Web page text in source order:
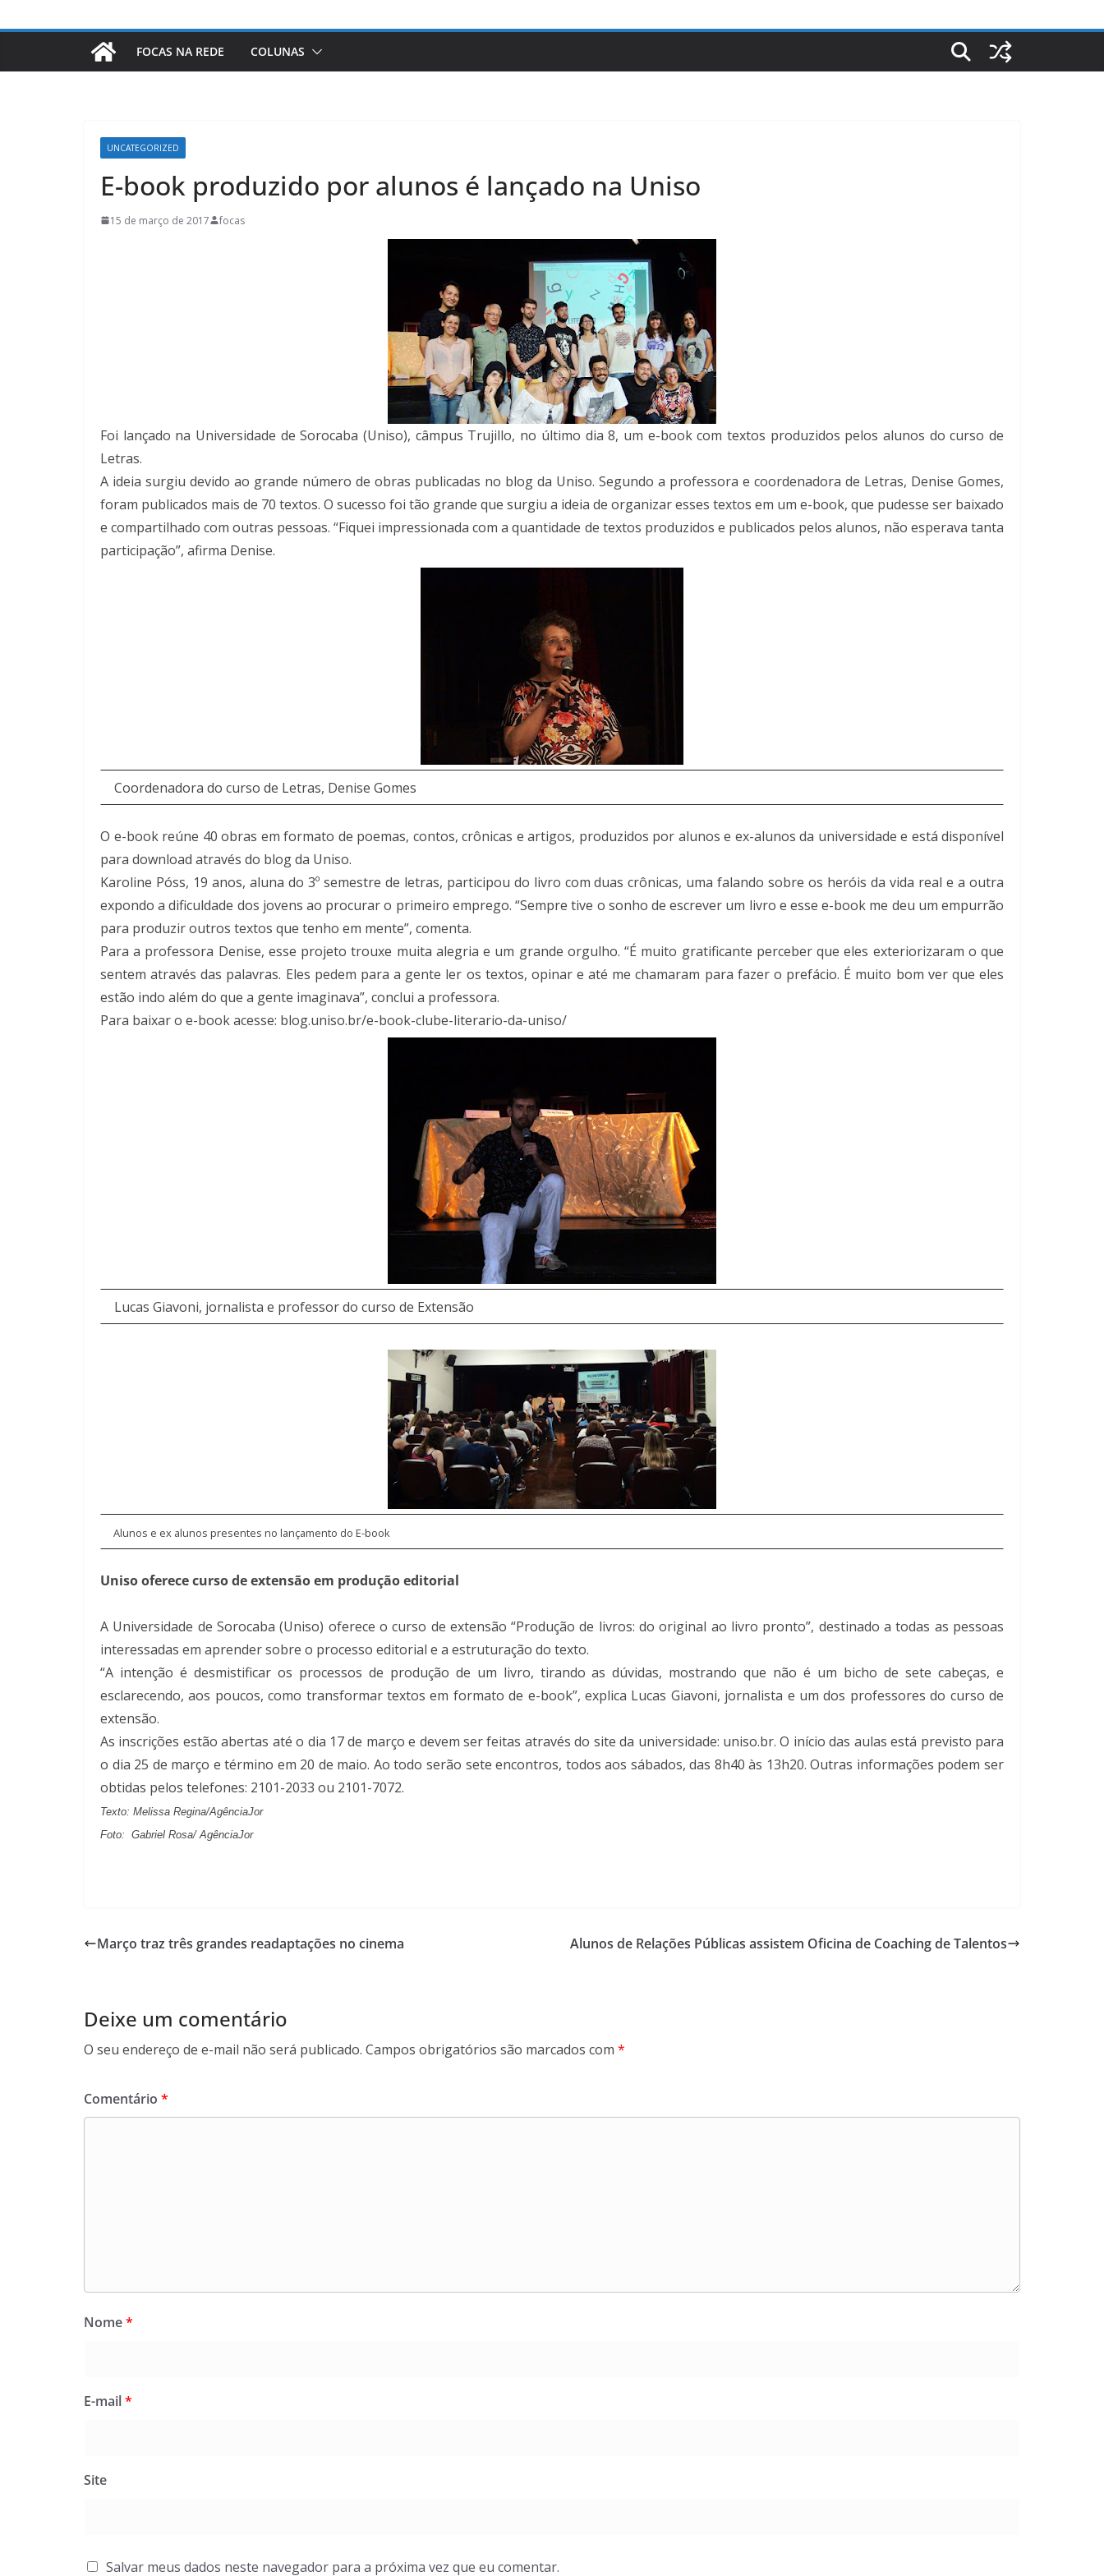
FOCAS NA REDE COLUNAS
UNCATEGORIZED
E-book produzido por alunos é lançado na Uniso
15 de março de 2017 focas
Foi lançado na Universidade de Sorocaba (Uniso), câmpus Trujillo, no último dia 8, um e-book com textos produzidos pelos alunos do curso de
Letras.
A ideia surgiu devido ao grande número de obras publicadas no blog da Uniso. Segundo a professora e coordenadora de Letras, Denise Gomes,
foram publicados mais de 70 textos. O sucesso foi tão grande que surgiu a ideia de organizar esses textos em um e-book, que pudesse ser baixado
e compartilhado com outras pessoas. “Fiquei impressionada com a quantidade de textos produzidos e publicados pelos alunos, não esperava tanta
participação”, afirma Denise.
Coordenadora do curso de Letras, Denise Gomes
O e-book reúne 40 obras em formato de poemas, contos, crônicas e artigos, produzidos por alunos e ex-alunos da universidade e está disponível
para download através do blog da Uniso.
Karoline Póss, 19 anos, aluna do 3º semestre de letras, participou do livro com duas crônicas, uma falando sobre os heróis da vida real e a outra
expondo a dificuldade dos jovens ao procurar o primeiro emprego. “Sempre tive o sonho de escrever um livro e esse e-book me deu um empurrão
para produzir outros textos que tenho em mente”, comenta.
Para a professora Denise, esse projeto trouxe muita alegria e um grande orgulho. “É muito gratificante perceber que eles exteriorizaram o que
sentem através das palavras. Eles pedem para a gente ler os textos, opinar e até me chamaram para fazer o prefácio. É muito bom ver que eles
estão indo além do que a gente imaginava”, conclui a professora.
Para baixar o e-book acesse: blog.uniso.br/e-book-clube-literario-da-uniso/
Lucas Giavoni, jornalista e professor do curso de Extensão
Alunos e ex alunos presentes no lançamento do E-book
Uniso oferece curso de extensão em produção editorial
A Universidade de Sorocaba (Uniso) oferece o curso de extensão “Produção de livros: do original ao livro pronto”, destinado a todas as pessoas
interessadas em aprender sobre o processo editorial e a estruturação do texto.
“A intenção é desmistificar os processos de produção de um livro, tirando as dúvidas, mostrando que não é um bicho de sete cabeças, e
esclarecendo, aos poucos, como transformar textos em formato de e-book”, explica Lucas Giavoni, jornalista e um dos professores do curso de
extensão.
As inscrições estão abertas até o dia 17 de março e devem ser feitas através do site da universidade: uniso.br. O início das aulas está previsto para
o dia 25 de março e término em 20 de maio. Ao todo serão sete encontros, todos aos sábados, das 8h40 às 13h20. Outras informações podem ser
obtidas pelos telefones: 2101-2033 ou 2101-7072.
Texto: Melissa Regina/AgênciaJor
Foto: Gabriel Rosa/ AgênciaJor
Março traz três grandes readaptações no cinema Alunos de Relações Públicas assistem Oficina de Coaching de Talentos
Deixe um comentário
O seu endereço de e-mail não será publicado. Campos obrigatórios são marcados com *
Comentário *
Nome*
E-mail*
Site
Salvar meus dados neste navegador para a próxima vez que eu comentar.